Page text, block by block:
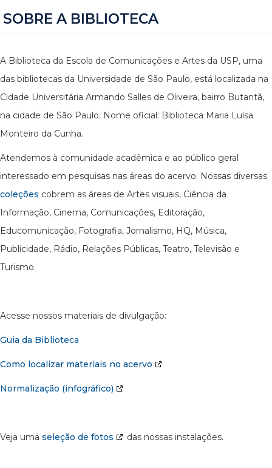
SOBRE A BIBLIOTECA
A Biblioteca da Escola de Comunicações e Artes da USP, uma
das bibliotecas da Universidade de São Paulo, está localizada na
Cidade Universitária Armando Salles de Oliveira, bairro Butantã,
na cidade de São Paulo. Nome oficial: Biblioteca Maria Luísa
Monteiro da Cunha.
Atendemos à comunidade acadêmica e ao público geral
interessado em pesquisas nas áreas do acervo. Nossas diversas
coleções cobrem as áreas de Artes visuais, Ciência da
Informação, Cinema, Comunicações, Editoração,
Educomunicação, Fotografia, Jornalismo, HQ, Música,
Publicidade, Rádio, Relações Públicas, Teatro, Televisão e
Turismo.
Acesse nossos materiais de divulgação:
Guia da Biblioteca
Como localizar materiais no acervo
Normalização (infográfico)
Veja uma seleção de fotos das nossas instalações.